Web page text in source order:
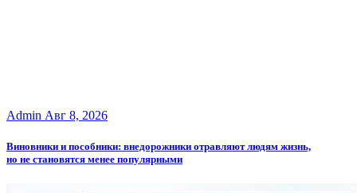
Admin Авг 8, 2026
Виновники и пособники: внедорожники отравляют людям жизнь,
но не становятся менее популярными